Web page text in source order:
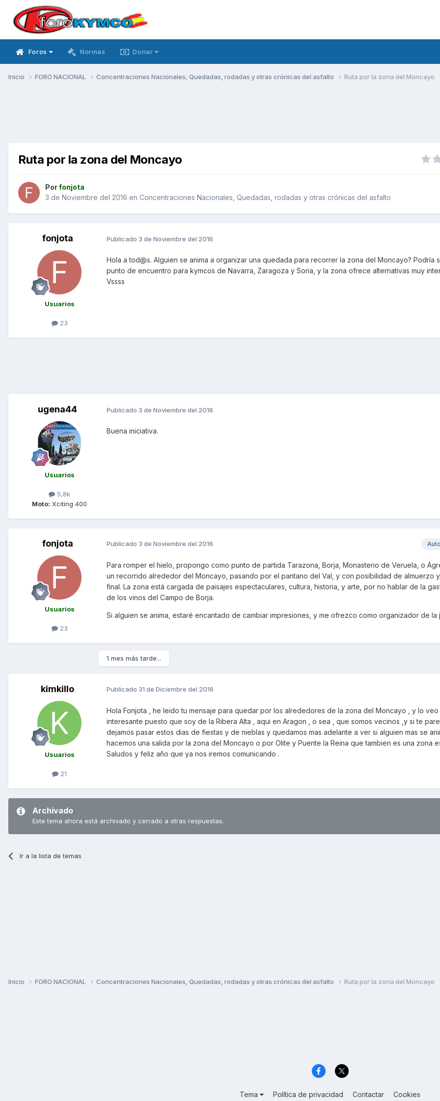
Foros Normas Donar
Inicio FORO NACIONAL Concentraciones Nacionales, Quedadas, rodadas y otras crónicas del asfalto Ruta por la zona del Moncayo
Ruta por la zona del Moncayo
Porfonjota
3 de Noviembre del 2016 en Concentraciones Nacionales, Quedadas, rodadas y otras crónicas del asfalto
fonjota
Usuarios
23
Publicado 3 de Noviembre del 2016
Hola a tod@s. Alguien se anima a organizar una quedada para recorrer la zona del Moncayo? Podría
punto de encuentro para kymcos de Navarra, Zaragoza y Soria, y la zona ofrece alternativas muy
Vssss
ugena44
Usuarios
5,8k
Moto: Xciting 400
Publicado 3 de Noviembre del 2016
Buena iniciativa.
fonjota
Usuarios
23
Publicado 3 de Noviembre del 2016
Para romper el hielo, propongo como punto de partida Tarazona, Borja, Monasterio de Veruela, o
un recorrido alrededor del Moncayo, pasando por el pantano del Val, y con posibilidad de almuerzo
final. La zona está cargada de paisajes espectaculares, cultura, historia, y arte, por no hablar de la
de los vinos del Campo de Borja.
Si alguien se anima, estaré encantado de cambiar impresiones, y me ofrezco como organizador de la
1 mes más tarde...
kimkillo
Usuarios
21
Publicado 31 de Diciembre del 2016
Hola Fonjota , he leido tu mensaje para quedar por los alrededores de la zona del Moncayo , y lo veo
interesante puesto que soy de la Ribera Alta , aqui en Aragon , o sea , que somos vecinos ,y si te
dejamos pasar estos dias de fiestas y de nieblas y quedamos mas adelante a ver si alguien mas se
hacemos una salida por la zona del Moncayo o por Olite y Puente la Reina que tambien es una zona
Saludos y feliz año que ya nos iremos comunicando .
Archivado
Este tema ahora está archivado y cerrado a otras respuestas.
Ir a la lista de temas
Inicio FORO NACIONAL Concentraciones Nacionales, Quedadas, rodadas y otras crónicas del asfalto Ruta por la zona del Moncayo
Tema Política de privacidad Contactar Cookies